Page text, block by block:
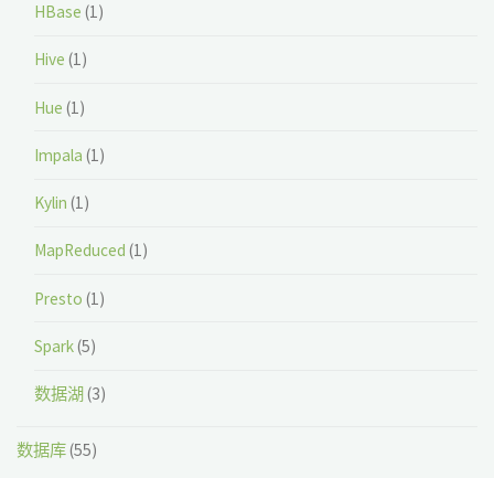
HBase (1)
Hive (1)
Hue (1)
Impala (1)
Kylin (1)
MapReduced (1)
Presto (1)
Spark(5)
数据湖 (3)
数据库(55)